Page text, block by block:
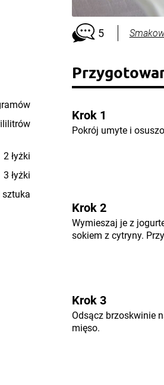
5
2 łyżki
3 łyżki
sztuka
Krok 1
Pokrój umyte i
Krok 2
Wymieszaj je z
sokiem z cytryny.
Krok 3
Odsącz brzoskwinie
mięso.